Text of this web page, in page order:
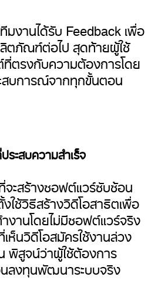
มงานได้รับ Feedback เพื่อ
ตภัณฑ์ต่อไป สุดท้ายผู้ใช้
ที่ตรงกับความต้องการโดย
สบการณ์จากทุกขั้นตอน
ะสบความสำเร็จ
จะสร้างซอฟต์แวร์ซับซ้อน
ช้วิธีสร้างวิดีโอสาธิตเพื่อ
งานโดยไม่มีซอฟต์แวร์จริง
ห็นวิดีโอสมัครใช้งานล่วง
พิสูจน์ว่าผู้ใช้ต้องการ
ลงทุนพัฒนาระบบจริง